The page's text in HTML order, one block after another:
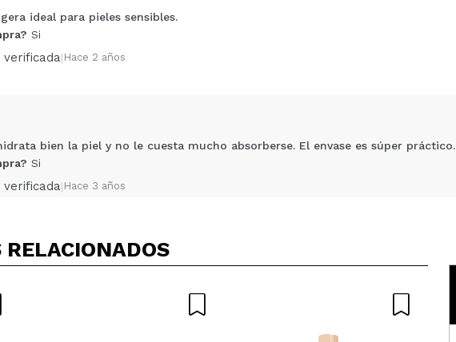
un vídeo o una foto
podría ser el primero. Imagínatelo...
ideal para pieles sensibles.
Si
verificada| Hace 2 años
bien la piel y no le cuesta mucho absorberse. El envase es súper práctico.
Si
verificada| Hace 3 años
RELACIONADOS